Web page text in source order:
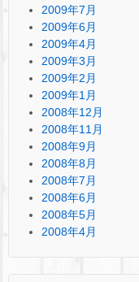
2009年7月
2009年6月
2009年4月
2009年3月
2009年2月
2009年1月
2008年12月
2008年11月
2008年9月
2008年8月
2008年7月
2008年6月
2008年5月
2008年4月